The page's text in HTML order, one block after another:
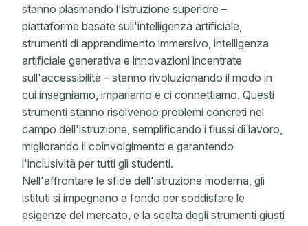
stanno plasmando l'istruzione superiore –
piattaforme basate sull'intelligenza artificiale,
strumenti di apprendimento immersivo, intelligenza
artificiale generativa e innovazioni incentrate
sull'accessibilità – stanno rivoluzionando il modo in
cui insegniamo, impariamo e ci connettiamo. Questi
strumenti stanno risolvendo problemi concreti nel
campo dell'istruzione, semplificando i flussi di lavoro,
migliorando il coinvolgimento e garantendo
l'inclusività per tutti gli studenti.
Nell'affrontare le sfide dell'istruzione moderna, gli
istituti si impegnano a fondo per soddisfare le
esigenze del mercato, e la scelta degli strumenti giusti